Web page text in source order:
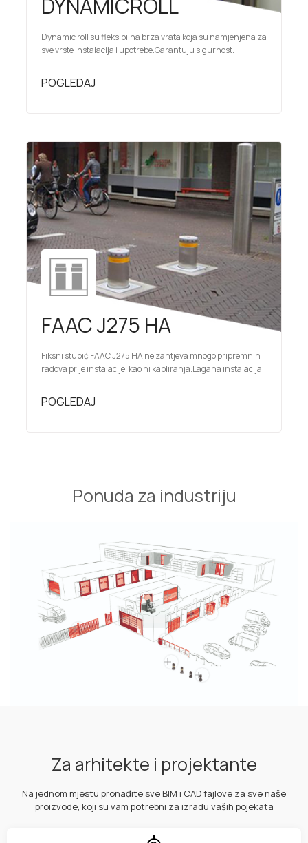
DYNAMICROLL
Dynamic roll su fleksibilna brza vrata koja su namjenjena za
sve vrste instalacija i upotrebe.Garantuju sigurnost.
POGLEDAJ
FAAC J275 HA
Fiksni stubić FAAC J275 HA ne zahtjeva mnogo pripremnih
radova prije instalacije, kao ni kabliranja.Lagana instalacija.
POGLEDAJ
Ponuda za industriju
Za arhitekte i projektante
Na jednom mjestu pronađite sve BIM i CAD fajlove za sve naše
proizvode, koji su vam potrebni za izradu vaših pojekata